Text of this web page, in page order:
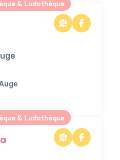
& Ludothèque
& Ludothèque